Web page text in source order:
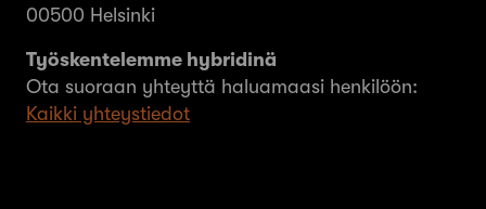
00500 Helsinki
Työskentelemme hybridinä
Ota suoraan yhteyttä haluamaasi henkilöön:
Kaikki yhteystiedot